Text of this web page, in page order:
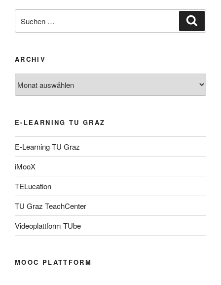
nach:
ARCHIV
E-LEARNING TU GRAZ
E-Learning TU Graz
iMooX
TELucation
TU Graz TeachCenter
Videoplattform TUbe
MOOC PLATTFORM